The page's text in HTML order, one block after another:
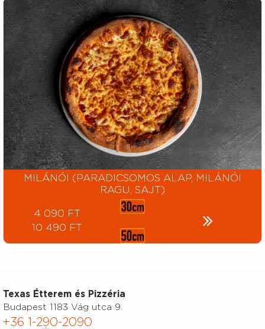
MILÁNÓI (PARADICSOMOS ALAP, MILÁNÓI
RAGU, SAJT)
4 090 FT
10 490 FT
Texas Étterem és Pizzéria
Budapest 1183 Vág utca 9.
+36 1-290-2090